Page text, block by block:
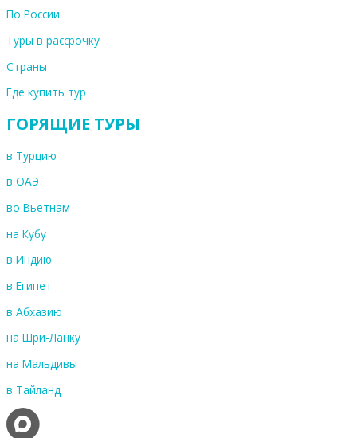
По России
Туры в рассрочку
Страны
Где купить тур
ГОРЯЩИЕ ТУРЫ
в Турцию
в ОАЭ
во Вьетнам
на Кубу
в Индию
в Египет
в Абхазию
на Шри-Ланку
на Мальдивы
в Тайланд